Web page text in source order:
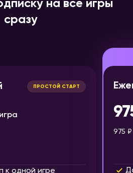
на все игры
сразу
ПРОСТОЙ СТАРТ
игра
к одной игре
975 ₽